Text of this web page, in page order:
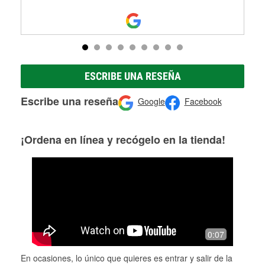
ESCRIBE UNA RESEÑA
Escribe una reseña Google Facebook
¡Ordena en línea y recógelo en la tienda!
0:07
En ocasiones, lo único que quieres es entrar y salir de la